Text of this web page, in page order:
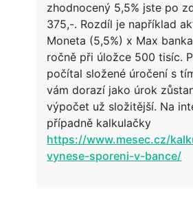
zhodnocený 5,5% jste po
375,-. Rozdíl je například
Moneta (5,5%) x Max
ročně při úložce 500 tisíc.
počítal složené úročení s
vám dorazí jako úrok
výpočet už složitější. Na
případně kalkulačky
https://www.mesec.cz/
vynese-sporeni-v-bance/